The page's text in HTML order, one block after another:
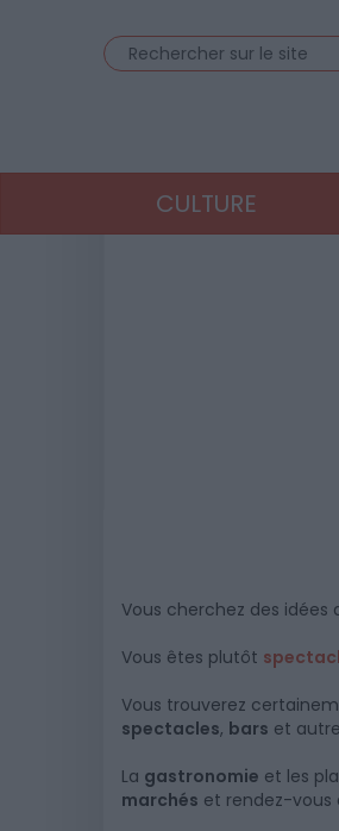
CULTURE
Vous cherchez des idées
Vous êtes plutôt
Vous trouverez
spectacles, bars et
La gastronomie et les
marchés et rendez-vous